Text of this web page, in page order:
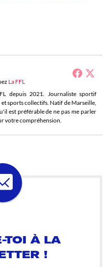
La FFL
depuis 2021. Journaliste sportif
sports collectifs. Natif de Marseille,
est préférable de ne pas me parler
votre compréhension.